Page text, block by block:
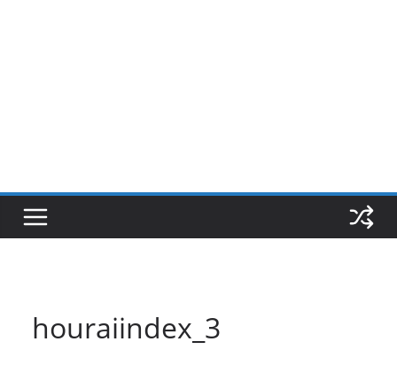
houraiindex_3